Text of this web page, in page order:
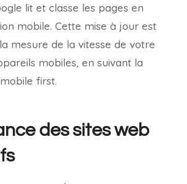
lit et classe les pages en
mobile. Cette mise à jour est
mesure de la vitesse de votre
mobiles, en suivant la
first.
des sites web